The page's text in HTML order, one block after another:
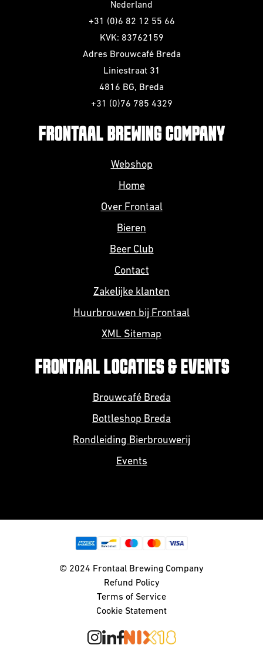
Nederland
+31 (0)6 82 12 55 66
KVK: 83762159
Adres Brouwcafé Breda
Liniestraat 31
4816 BG, Breda
+31 (0)76 785 4329
FRONTAAL BREWING COMPANY
Webshop
Home
Over Frontaal
Bieren
Beer Club
Contact
Zakelijke klanten
Huurbrouwen bij Frontaal
XML Sitemap
FRONTAAL LOCATIES & EVENTS
Brouwcafé Breda
Bottleshop Breda
Rondleiding Bierbrouwerij
Events
© 2024 Frontaal Brewing Company
Refund Policy
Terms of Service
Cookie Statement